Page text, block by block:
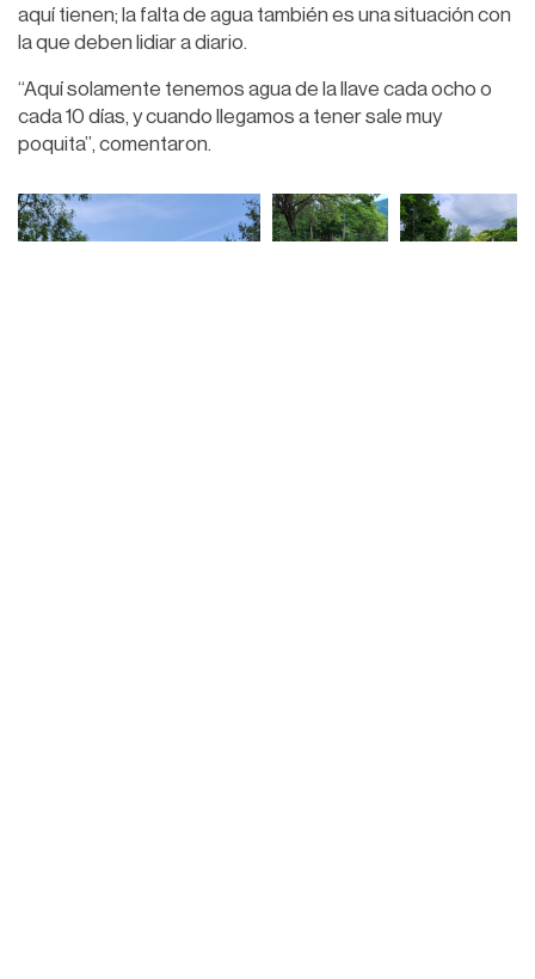
aquí tienen; la falta de agua también es una situación con
la que deben lidiar a diario.
“Aquí solamente tenemos agua de la llave cada ocho o
cada 10 días, y cuando llegamos a tener sale muy
poquita”, comentaron.